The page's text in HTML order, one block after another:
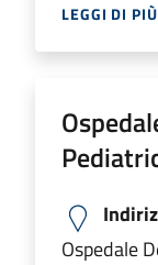
LEGGI DI PIÙ
Ospedale